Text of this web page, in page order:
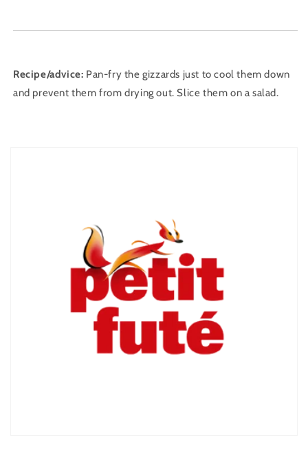
Recipe/advice: Pan-fry the gizzards just to cool them down
and prevent them from drying out. Slice them on a salad.